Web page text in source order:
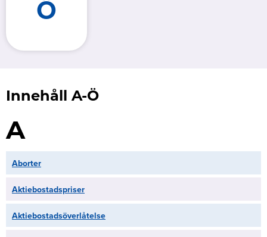
Ö
Innehåll A-Ö
A
Aborter
Aktiebostadspriser
Aktiebostadsöverlåtelse